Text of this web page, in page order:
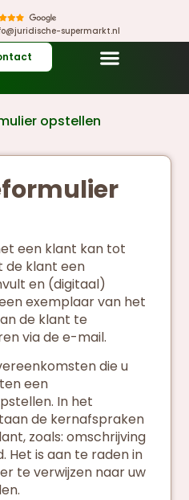
supermarkt.nl
opstellen
een klant kan tot
de klant een
en (digitaal)
exemplaar van het
de klant te
via de e-mail.
die u
een
In het
de kernafspraken
zoals: omschrijving
Het is aan te raden in
te verwijzen naar uw